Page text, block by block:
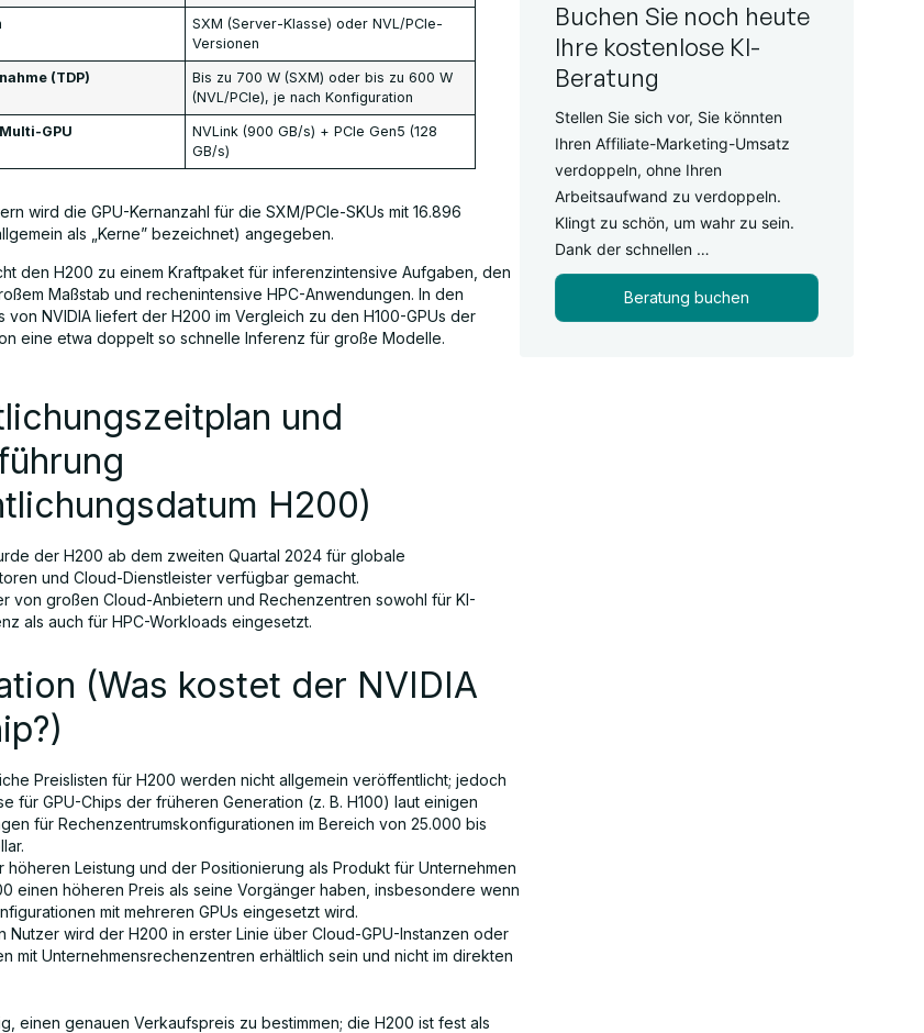
SXM (Server-Klasse) oder NVL/PCIe-
Versionen
(TDP)
Bis zu 700 W (SXM) oder bis zu 600 W
(NVL/PCIe), je nach Konfiguration
GPU
NVLink (900 GB/s) + PCIe Gen5 (128
GB/s)
wird die GPU-Kernanzahl für die SXM/PCIe-SKUs mit 16.896
als „Kerne” bezeichnet) angegeben.
den H200 zu einem Kraftpaket für inferenzintensive Aufgaben, den
Maßstab und rechenintensive HPC-Anwendungen. In den
von NVIDIA liefert der H200 im Vergleich zu den H100-GPUs der
eine etwa doppelt so schnelle Inferenz für große Modelle.
und
H200)
der H200 ab dem zweiten Quartal 2024 für globale
und Cloud-Dienstleister verfügbar gemacht.
von großen Cloud-Anbietern und Rechenzentren sowohl für KI-
als auch für HPC-Workloads eingesetzt.
(Was kostet der NVIDIA
Preislisten für H200 werden nicht allgemein veröffentlicht; jedoch
für GPU-Chips der früheren Generation (z. B. H100) laut einigen
für Rechenzentrumskonfigurationen im Bereich von 25.000 bis
höheren Leistung und der Positionierung als Produkt für Unternehmen
einen höheren Preis als seine Vorgänger haben, insbesondere wenn
mit mehreren GPUs eingesetzt wird.
Nutzer wird der H200 in erster Linie über Cloud-GPU-Instanzen oder
mit Unternehmensrechenzentren erhältlich sein und nicht im direkten
einen genauen Verkaufspreis zu bestimmen; die H200 ist fest als
Buchen Sie noch heute
Ihre kostenlose KI-
Beratung
Stellen Sie sich vor, Sie könnten
Ihren Affiliate-Marketing-Umsatz
verdoppeln, ohne Ihren
Arbeitsaufwand zu verdoppeln.
Klingt zu schön, um wahr zu sein.
Dank der schnellen …
Beratung buchen